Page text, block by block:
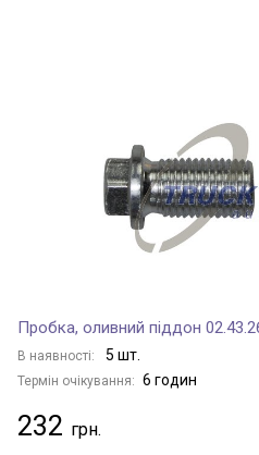
Пробка, оливний піддон
В наявності: 5 шт.
Термін очікування: 6 годин
232